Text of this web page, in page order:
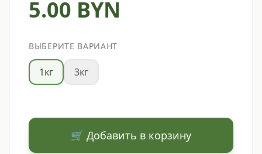
5.00 BYN
ВЫБЕРИТЕ ВАРИАНТ
1кг 3кг
🛒 Добавить в корзину